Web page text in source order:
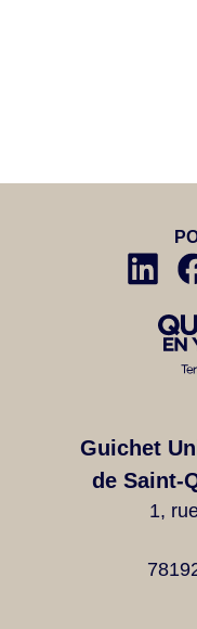
Guichet
de Saint-
1,